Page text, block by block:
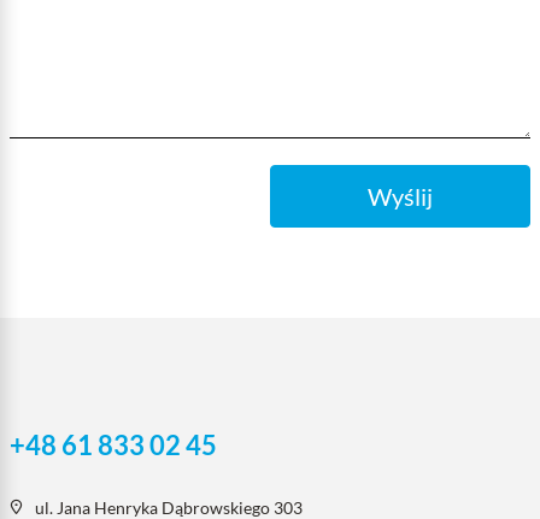
Wyślij
+48 61 833 02 45
ul. Jana Henryka Dąbrowskiego 303